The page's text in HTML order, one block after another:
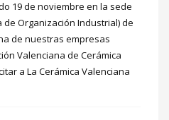
19 de noviembre en la sede
de Organización Industrial) de
de nuestras empresas
Valenciana de Cerámica
a La Cerámica Valenciana